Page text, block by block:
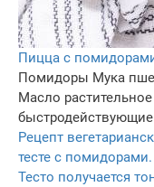
Пицца с
Помидоры Мука
Масло растительное
быстродействующие
Рецепт
тесте с
Тесто получается